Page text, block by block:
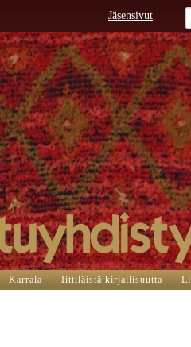
Jäsensivut
Karrala Iittiläistä kirjallisuutta